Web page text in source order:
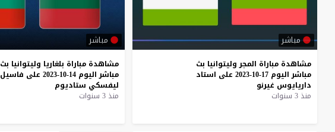
مباشر
مشاهدة مباراة المجر وليتوانيا بث
مباشر اليوم 17-10-2023 على استاد
داريايوس غيرنو
منذ 3 سنوات
مباشر
مشاهدة مباراة بلغاريا وليتوانيا بث
مباشر اليوم 14-10-2023 على فاسيل
ليفسكي ستاديوم
منذ 3 سنوات